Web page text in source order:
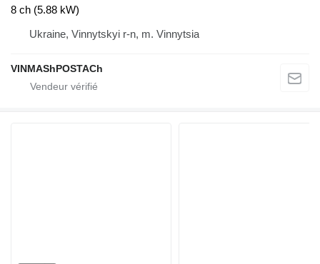
8 ch (5.88 kW)
Ukraine, Vinnytskyi r-n, m. Vinnytsia
VINMAShPOSTACh